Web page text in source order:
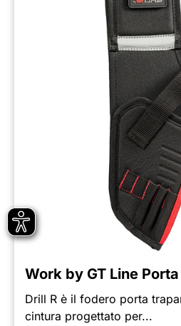
Work by GT Line
Drill R è il fodero porta
cintura progettato per...